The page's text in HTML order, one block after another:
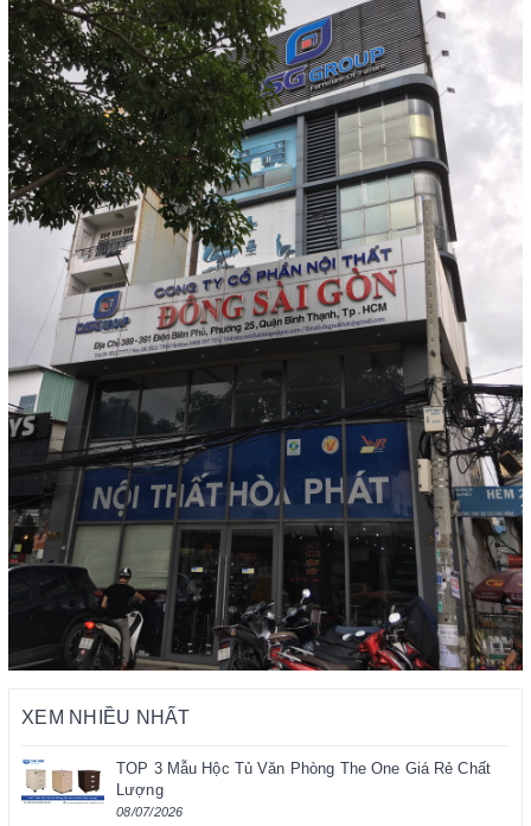
XEM NHIỀU NHẤT
TOP 3 Mẫu Hộc Tủ Văn Phòng The One Giá Rẻ Chất
Lượng
08/07/2026